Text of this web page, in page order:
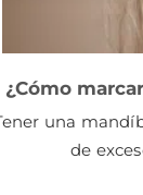
¿Cómo
una
de